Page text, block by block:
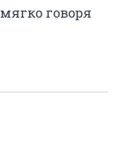
говоря